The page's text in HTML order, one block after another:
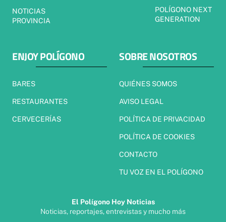
NOTICIAS
PROVINCIA
POLÍGONO NEXT
GENERATION
ENJOY POLÍGONO
BARES
RESTAURANTES
CERVECERÍAS
SOBRE NOSOTROS
QUIÉNES SOMOS
AVISO LEGAL
POLÍTICA DE PRIVACIDAD
POLÍTICA DE COOKIES
CONTACTO
TU VOZ EN EL POLÍGONO
El Polígono Hoy Noticias
Noticias, reportajes, entrevistas y mucho más